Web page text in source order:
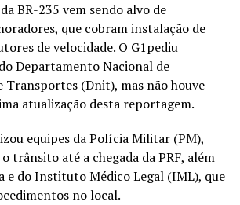
BR-235 vem sendo alvo de
que cobram instalação de
de velocidade. O G1pediu
Departamento Nacional de
(Dnit), mas não houve
atualização desta reportagem.
equipes da Polícia Militar (PM),
trânsito até a chegada da PRF, além
e do Instituto Médico Legal (IML), que
no local.